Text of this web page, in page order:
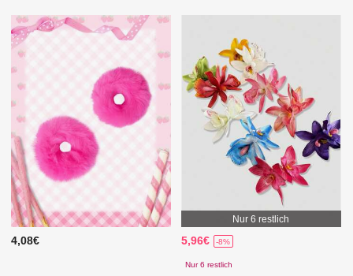
4,08€
Nur 6 restlich
5,96€ -8%
Nur 6 restlich